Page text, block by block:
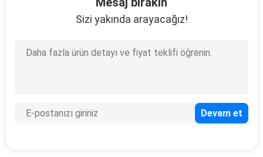
Dikişsiz Alaşımlı
çelik boru
22
Sizi yakında arayacağız!